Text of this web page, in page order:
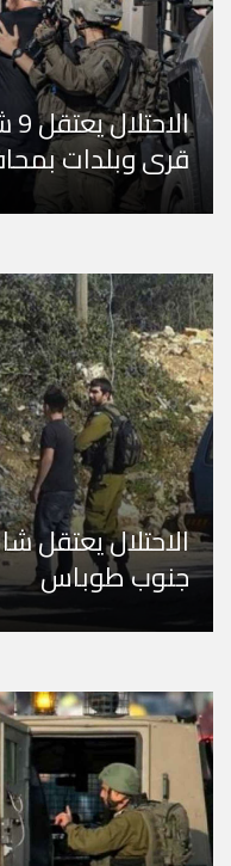
قرى وبلدات
الاحتلال يعتقل
جنوب طوباس